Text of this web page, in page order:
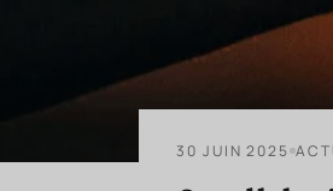
30 JUIN 2025